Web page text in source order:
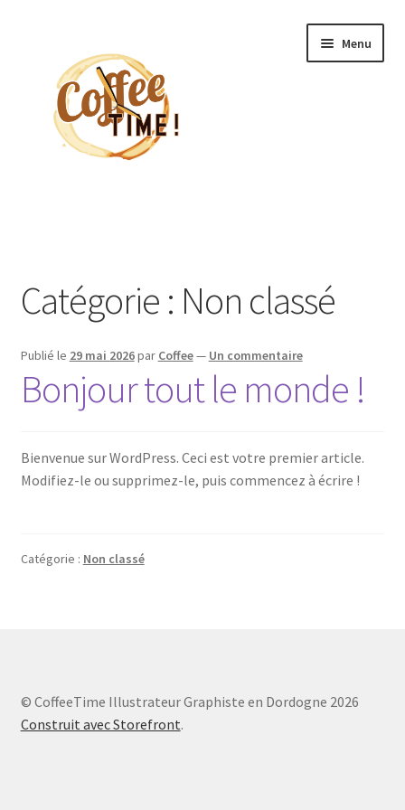
navigation
contenu
Menu
Catégorie : Non classé
Publié le 29 mai 2026par Coffee— Un commentaire
Bonjour tout le monde !
Bienvenue sur WordPress. Ceci est votre premier article.
Modifiez-le ou supprimez-le, puis commencez à écrire !
Catégorie : Non classé
© CoffeeTime Illustrateur Graphiste en Dordogne 2026
Construit avec Storefront.